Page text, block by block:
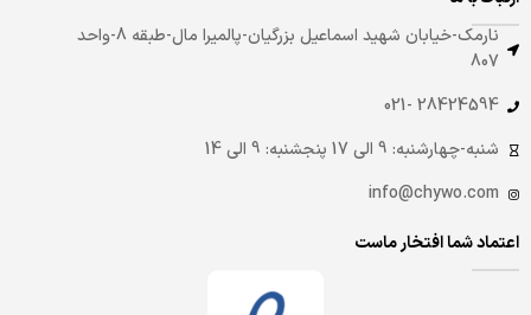
نارمک-خیابان شهید اسماعیل بزرگیان-پالمیرا مال-طبقه 8-واحد
807
28424594 -021
شنبه-چهارشنبه: 9 الی 17 پنجشنبه: 9 الی 14
info@chywo.com
اعتماد شما افتخار ماست